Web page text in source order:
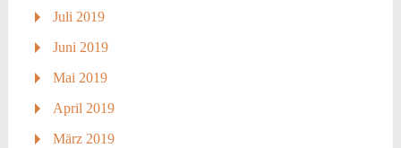
Juli 2019
Juni 2019
Mai 2019
April 2019
März 2019